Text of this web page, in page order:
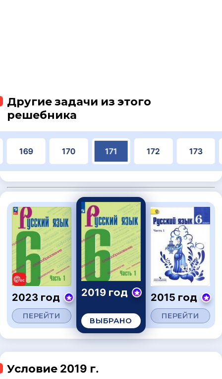
Другие задачи из этого
решебника
169 170 171 172 173
2023 год
ПЕРЕЙТИ
2019 год
ВЫБРАНО
2015 год
ПЕРЕЙТИ
Условие 2019 г.